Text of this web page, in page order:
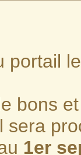
portail
bons
sera
1er